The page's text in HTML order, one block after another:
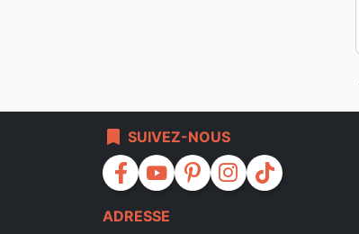
bookmark SUIVEZ-NOUS
facebook youtube pinterest instagram tiktok
ADRESSE